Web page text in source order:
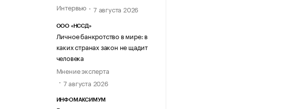
Интервью
7 августа 2026
ООО «НССД»
Личное банкротство в мире: в
каких странах закон не щадит
человека
Мнение эксперта
7 августа 2026
ИНФОМАКСИМУМ